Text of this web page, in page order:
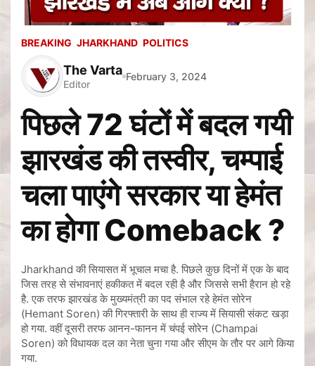
BREAKING JHARKHAND POLITICS
The Varta
Editor
February 3, 2024
पिछले 72 घंटों में बदल गयी
झारखंड की तस्वीर, चम्पाई
चला पाएंगे सरकार या हेमंत
का होगा Comeback ?
Jharkhand की सियासत में भूचाल मचा है. पिछले कुछ दिनों में एक के बाद
जिस तरह से संभावनाएं हकीकत में बदल रही है और जिससे सभी हैरान हो रहे
है. एक तरफ झारखंड के मुख्यमंत्री का पद संभाल रहे हेमंत सोरेन
(Hemant Soren) की गिरफ्तारी के साथ ही राज्य में सियासी संकट खड़ा
हो गया. वहीं दूसरी तरफ आनन-फानन में चंपई सोरेन (Champai
Soren) को विधायक दल का नेता चुना गया और सीएम के तौर पर आगे किया
गया.